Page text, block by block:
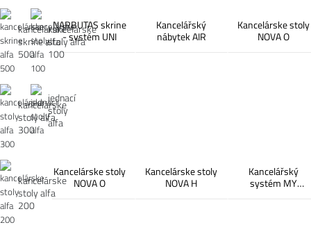
kancelárske
skrine alfa
500
kancelárske
stoly alfa
100
kancelárske
stoly alfa
300
jednací
stoly
alfa
kancelárske
stoly alfa
200
NARBUTAS skrine
- systém UNI
Kancelářský
nábytek AIR
Kancelárske stoly
NOVA O
Kancelárske stoly
NOVA O
Kancelárske stoly
NOVA H
Kancelářský
systém MY